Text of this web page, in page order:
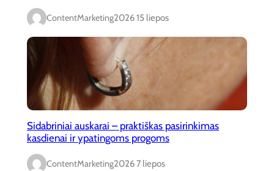
ContentMarketing2026 15 liepos
Sidabriniai auskarai – praktiškas pasirinkimas
kasdienai ir ypatingoms progoms
ContentMarketing2026 7 liepos